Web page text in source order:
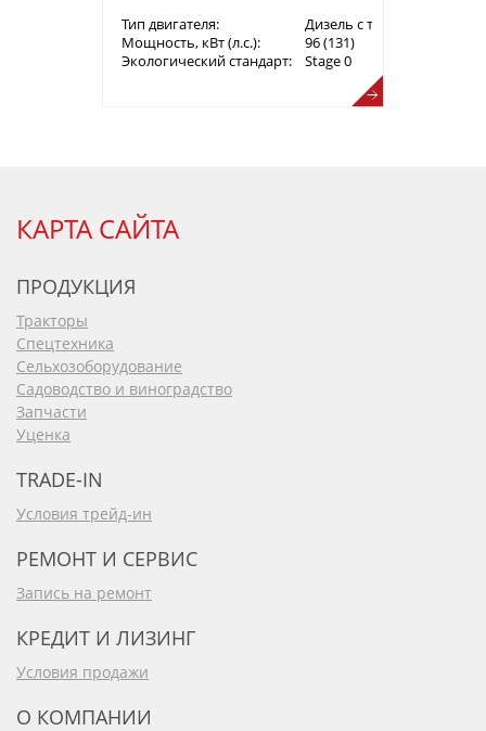
Тип двигателя:
Дизель с турбонаддувом
Мощность, кВт (л.с.):
96 (131)
Экологический стандарт:
Stage 0
КАРТА САЙТА
ПРОДУКЦИЯ
Тракторы
Спецтехника
Сельхозоборудование
Садоводство и виноградство
Запчасти
Уценка
TRADE-IN
Условия трейд-ин
РЕМОНТ И СЕРВИС
Запись на ремонт
КРЕДИТ И ЛИЗИНГ
Условия продажи
О КОМПАНИИ